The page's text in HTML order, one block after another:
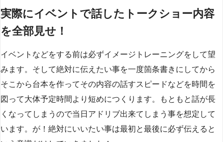
実際にイベントで話したトークショー内容
を全部見せ！
イベントなどをする前は必ずイメージトレーニングをして望
みます。そして絶対に伝えたい事を一度箇条書きにしてから
そこから台本を作ってその内容の話すスピードなどを時間を
図って大体予定時間より短めにつくります。もともと話が長
くなってしまうので当日アドリブ出来てしまう事を想定して
います。が！絶対にいいたい事は最初と最後に必ず伝えると